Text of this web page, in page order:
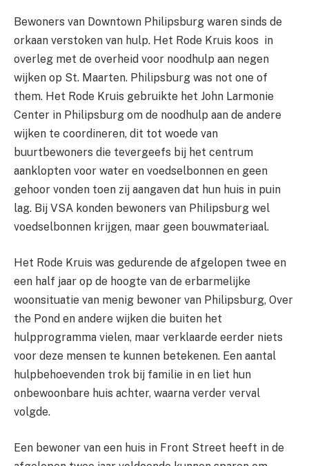
Bewoners van Downtown Philipsburg waren sinds de
orkaan verstoken van hulp. Het Rode Kruis koos in
overleg met de overheid voor noodhulp aan negen
wijken op St. Maarten. Philipsburg was not one of
them. Het Rode Kruis gebruikte het John Larmonie
Center in Philipsburg om de noodhulp aan de andere
wijken te coordineren, dit tot woede van
buurtbewoners die tevergeefs bij het centrum
aanklopten voor water en voedselbonnen en geen
gehoor vonden toen zij aangaven dat hun huis in puin
lag. Bij VSA konden bewoners van Philipsburg wel
voedselbonnen krijgen, maar geen bouwmateriaal.
Het Rode Kruis was gedurende de afgelopen twee en
een half jaar op de hoogte van de erbarmelijke
woonsituatie van menig bewoner van Philipsburg, Over
the Pond en andere wijken die buiten het
hulpprogramma vielen, maar verklaarde eerder niets
voor deze mensen te kunnen betekenen. Een aantal
hulpbehoevenden trok bij familie in en liet hun
onbewoonbare huis achter, waarna verder verval
volgde.
Een bewoner van een huis in Front Street heeft in de